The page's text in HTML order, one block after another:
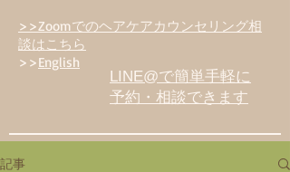
>>Zoomでのヘアケアカウンセリング相
談はこちら
>>English
LINE@で簡単手軽に
予約・相談できます
記事